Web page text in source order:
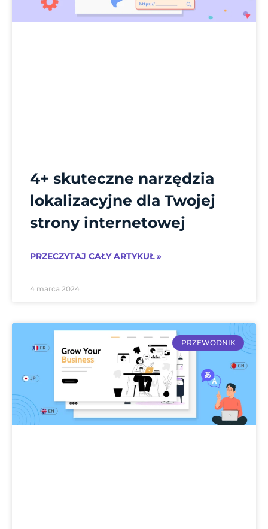
4+ skuteczne narzędzia
lokalizacyjne dla Twojej
strony internetowej
PRZECZYTAJ CAŁY ARTYKUŁ »
4 marca 2024
PRZEWODNIK